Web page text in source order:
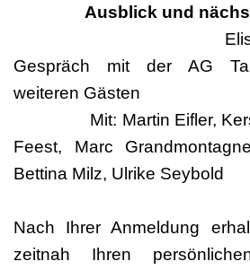
Ausblick und
Elisabeth
Gespräch mit der AG
weiteren Gästen
Mit: Martin Eifler,
Feest, Marc
Bettina Milz, Ulrike Seybold
Nach Ihrer Anmeldung
zeitnah Ihren